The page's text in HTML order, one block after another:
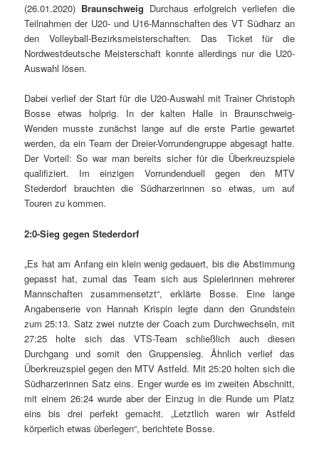
(26.01.2020) Braunschweig Durchaus erfolgreich verliefen die
Teilnahmen der U20- und U16-Mannschaften des VT Südharz an
den Volleyball-Bezirksmeisterschaften. Das Ticket für die
Nordwestdeutsche Meisterschaft konnte allerdings nur die U20-
Auswahl lösen.
Dabei verlief der Start für die U20-Auswahl mit Trainer Christoph
Bosse etwas holprig. In der kalten Halle in Braunschweig-
Wenden musste zunächst lange auf die erste Partie gewartet
werden, da ein Team der Dreier-Vorrundengruppe abgesagt hatte.
Der Vorteil: So war man bereits sicher für die Überkreuzspiele
qualifiziert. Im einzigen Vorrundenduell gegen den MTV
Stederdorf brauchten die Südharzerinnen so etwas, um auf
Touren zu kommen.
2:0-Sieg gegen Stederdorf
„Es hat am Anfang ein klein wenig gedauert, bis die Abstimmung
gepasst hat, zumal das Team sich aus Spielerinnen mehrerer
Mannschaften zusammensetzt“, erklärte Bosse. Eine lange
Angabenserie von Hannah Krispin legte dann den Grundstein
zum 25:13. Satz zwei nutzte der Coach zum Durchwechseln, mit
27:25 holte sich das VTS-Team schließlich auch diesen
Durchgang und somit den Gruppensieg. Ähnlich verlief das
Überkreuzspiel gegen den MTV Astfeld. Mit 25:20 holten sich die
Südharzerinnen Satz eins. Enger wurde es im zweiten Abschnitt,
mit einem 26:24 wurde aber der Einzug in die Runde um Platz
eins bis drei perfekt gemacht. „Letztlich waren wir Astfeld
körperlich etwas überlegen“, berichtete Bosse.